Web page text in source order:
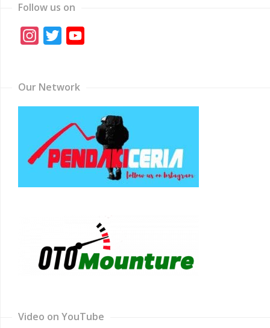
Follow us on
Instagram
Twitter
Our Network
Video on YouTube